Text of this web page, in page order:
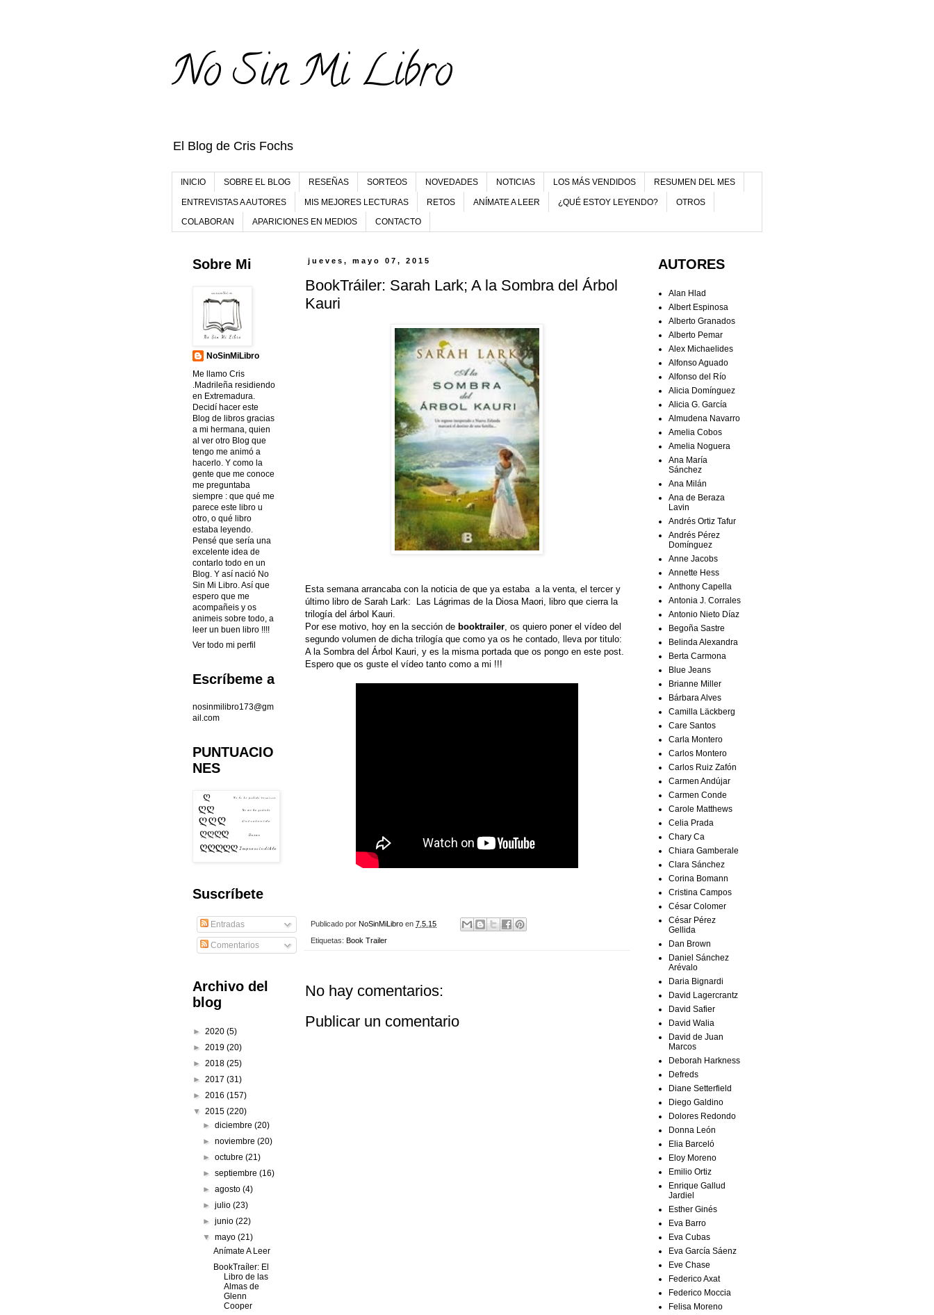
No Sin Mi Libro
El Blog de Cris Fochs
INICIO SOBRE EL BLOG RESEÑAS SORTEOS NOVEDADES NOTICIAS LOS MÁS VENDIDOS RESUMEN DEL MES
ENTREVISTAS A AUTORES MIS MEJORES LECTURAS RETOS ANÍMATE A LEER ¿QUÉ ESTOY LEYENDO? OTROS
COLABORAN APARICIONES EN MEDIOS CONTACTO
jueves, mayo 07, 2015
BookTráiler: Sarah Lark; A la Sombra del Árbol
Kauri
Esta semana arrancaba con la noticia de que ya estaba a la venta, el tercer y
último libro de Sarah Lark: Las Lágrimas de la Diosa Maori, libro que cierra la
trilogía del árbol Kauri.
Por ese motivo, hoy en la sección de booktrailer , os quiero poner el vídeo del
segundo volumen de dicha trilogía que como ya os he contado, lleva por titulo:
A la Sombra del Árbol Kauri, y es la misma portada que os pongo en este post.
Espero que os guste el vídeo tanto como a mi !!!
Publicado por NoSinMiLibro en 7.5.15
Etiquetas: Book Trailer
No hay comentarios:
Publicar un comentario
Sobre Mi
NoSinMiLibro
Me llamo Cris
.Madrileña residiendo
en Extremadura.
Decidí hacer este
Blog de libros gracias
a mi hermana, quien
al ver otro Blog que
tengo me animó a
hacerlo. Y como la
gente que me conoce
me preguntaba
siempre : que qué me
parece este libro u
otro, o qué libro
estaba leyendo.
Pensé que sería una
excelente idea de
contarlo todo en un
Blog. Y así nació No
Sin Mi Libro. Así que
espero que me
acompañeis y os
animeis sobre todo, a
leer un buen libro !!!!
Ver todo mi perfil
Escríbeme a
nosinmilibro173@gm
ail.com
PUNTUACIO
NES
Suscríbete
Entradas
Comentarios
Archivo del
blog
► 2020 (5)
► 2019 (20)
► 2018 (25)
► 2017 (31)
► 2016 (157)
▼ 2015 (220)
►diciembre(20)
►noviembre(20)
►octubre(21)
►septiembre(16)
►agosto(4)
►julio(23)
►junio(22)
▼mayo(21)
Anímate A Leer
BookTraíler: El
Libro de las
Almas de
Glenn
Cooper
AUTORES
Alan Hlad
Albert Espinosa
Alberto Granados
Alberto Pemar
Alex Michaelides
Alfonso Aguado
Alfonso del Río
Alicia Domínguez
Alicia G. García
Almudena Navarro
Amelia Cobos
Amelia Noguera
Ana María
Sánchez
Ana Milán
Ana de Beraza
Lavin
Andrés Ortiz Tafur
Andrés Pérez
Domínguez
Anne Jacobs
Annette Hess
Anthony Capella
Antonia J. Corrales
Antonio Nieto Díaz
Begoña Sastre
Belinda Alexandra
Berta Carmona
Blue Jeans
Brianne Miller
Bárbara Alves
Camilla Läckberg
Care Santos
Carla Montero
Carlos Montero
Carlos Ruiz Zafón
Carmen Andújar
Carmen Conde
Carole Matthews
Celia Prada
Chary Ca
Chiara Gamberale
Clara Sánchez
Corina Bomann
Cristina Campos
César Colomer
César Pérez
Gellida
Dan Brown
Daniel Sánchez
Arévalo
Daria Bignardi
David Lagercrantz
David Safier
David Walia
David de Juan
Marcos
Deborah Harkness
Defreds
Diane Setterfield
Diego Galdino
Dolores Redondo
Donna León
Elia Barceló
Eloy Moreno
Emilio Ortiz
Enrique Gallud
Jardiel
Esther Ginés
Eva Barro
Eva Cubas
Eva García Sáenz
Eve Chase
Federico Axat
Federico Moccia
Felisa Moreno